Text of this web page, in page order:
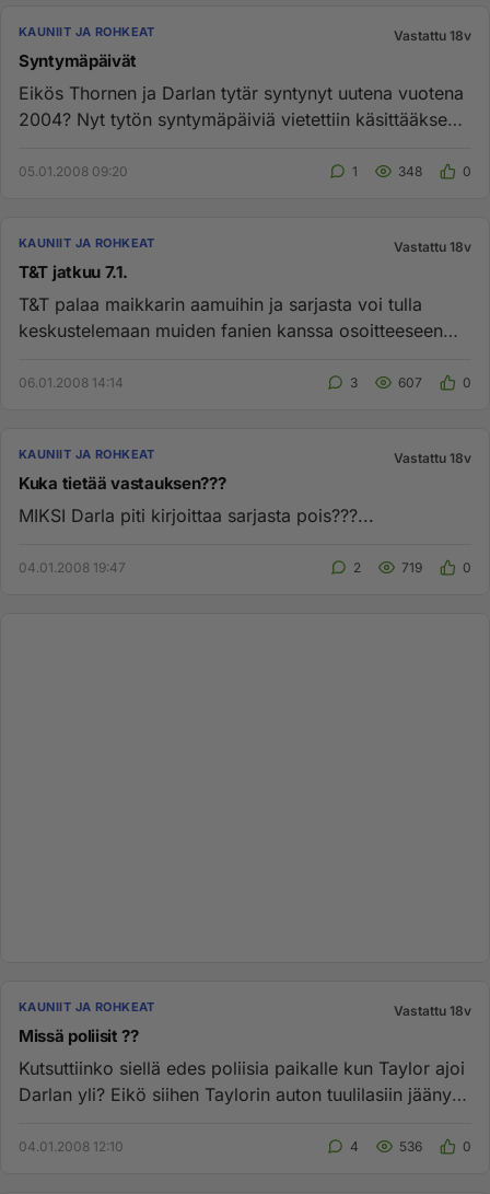
KAUNIIT JA ROHKEAT Vastattu 18v
Syntymäpäivät
Eikös Thornen ja Darlan tytär syntynyt uutena vuotena
2004? Nyt tytön syntymäpäiviä vietettiin käsittääkseni
05.01.2008 09:20 1 348 0
KAUNIIT JA ROHKEAT Vastattu 18v
T&T jatkuu 7.1.
T&T palaa maikkarin aamuihin ja sarjasta voi tulla
keskustelemaan muiden fanien kanssa osoitteeseen
06.01.2008 14:14 3 607 0
KAUNIIT JA ROHKEAT Vastattu 18v
Kuka tietää vastauksen???
MIKSI Darla piti kirjoittaa sarjasta pois???...
04.01.2008 19:47 2 719 0
KAUNIIT JA ROHKEAT Vastattu 18v
Missä poliisit ??
Kutsuttiinko siellä edes poliisia paikalle kun Taylor ajoi
Darlan yli? Eikö siihen Taylorin auton tuulilasiin jäänyt
04.01.2008 12:10 4 536 0